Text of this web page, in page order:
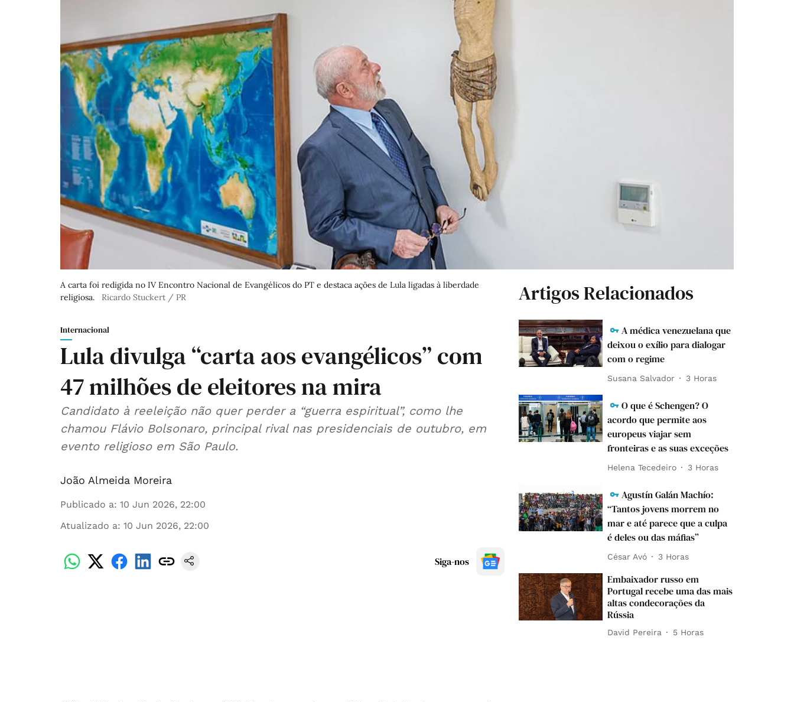
A carta foi redigida no IV Encontro Nacional de Evangélicos do PT e destaca ações de Lula ligadas à liberdade
religiosa.
Ricardo Stuckert / PR
Internacional
Lula divulga “carta aos evangélicos” com
47 milhões de eleitores na mira
Candidato à reeleição não quer perder a “guerra espiritual”, como lhe
chamou Flávio Bolsonaro, principal rival nas presidenciais de outubro, em
evento religioso em São Paulo.
João Almeida Moreira
Publicado a: 10 Jun 2026, 22:00
Atualizado a: 10 Jun 2026, 22:00
Siga-nos
Artigos Relacionados
A médica venezuelana que
deixou o exílio para dialogar
com o regime
Susana Salvador 3 Horas
O que é Schengen? O
acordo que permite aos
europeus viajar sem
fronteiras e as suas exceções
Helena Tecedeiro 3 Horas
Agustín Galán Machío:
“Tantos jovens morrem no
mar e até parece que a culpa
é deles ou das máfias”
César Avó 3 Horas
Embaixador russo em
Portugal recebe uma das mais
altas condecorações da
Rússia
David Pereira 5 Horas